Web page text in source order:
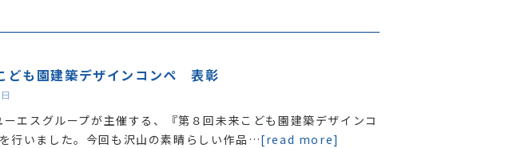
ども園建築デザインコンペ 表彰
エスグループが主催する、『第８回未来こども園建築デザインコ
行いました。今回も沢山の素晴らしい作品…[read more]